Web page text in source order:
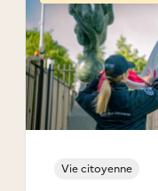
Vie citoyenne